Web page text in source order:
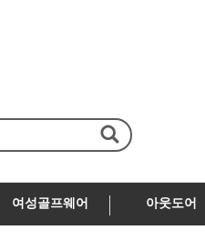
여성골프웨어 아웃도어